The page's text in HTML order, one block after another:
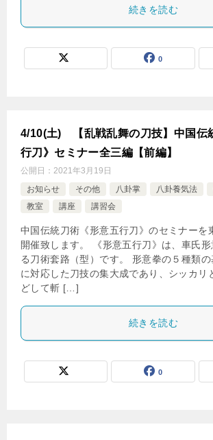
続きを読む
0
4/10(土) 【乱戦乱舞の刀技】中国伝
行刀》セミナー全三編【前編】
公開日： 2021年3月19日
お知らせ
その他 八卦掌 八卦養気法
教室
講座 講習会
中国伝統刀術《形意五行刀》のセミナーを
開催致します。 《形意五行刀》は、車氏
る刀術套路（型）です。 形意拳の５種類
に対応した刀技の集大成であり、シッカリ
どして斬 […]
続きを読む
0